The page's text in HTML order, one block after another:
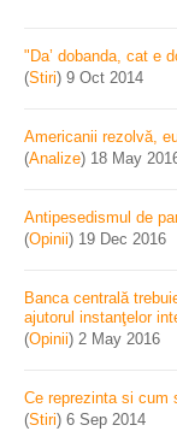
"Da’ dobanda, cat e
(Stiri) 9 Oct 2014
Americanii rezolvă,
(Analize) 18 May
Antipesedismul de
(Opinii) 19 Dec 2016
Banca centrală
ajutorul instanţelor
(Opinii) 2 May 2016
Ce reprezinta si cum
(Stiri) 6 Sep 2014